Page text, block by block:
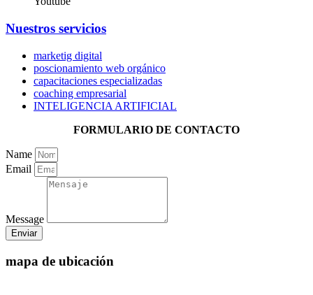
Nuestros servicios
marketig digital
poscionamiento web orgánico
capacitaciones especializadas
coaching empresarial
INTELIGENCIA ARTIFICIAL
FORMULARIO DE CONTACTO
Name
Email
Message
Enviar
mapa de ubicación